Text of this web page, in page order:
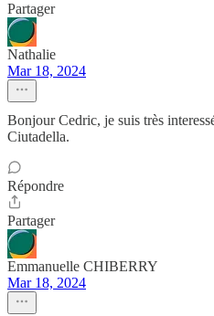
Partager
Nathalie
Mar 18, 2024
Bonjour Cedric, je suis très
Ciutadella.
Répondre
Partager
Emmanuelle CHIBERRY
Mar 18, 2024